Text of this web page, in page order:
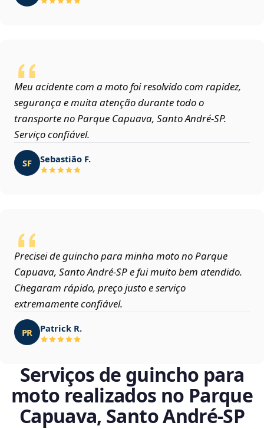
Meu acidente com a moto foi resolvido com rapidez,
segurança e muita atenção durante todo o
transporte no Parque Capuava, Santo André‑SP.
Serviço confiável.
SF Sebastião F.
Precisei de guincho para minha moto no Parque
Capuava, Santo André‑SP e fui muito bem atendido.
Chegaram rápido, preço justo e serviço
extremamente confiável.
PR Patrick R.
Serviços de guincho para
moto realizados no Parque
Capuava, Santo André‑SP